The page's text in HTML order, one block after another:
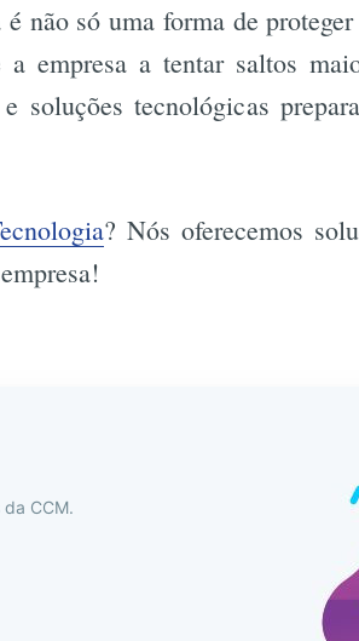
não só uma forma de
empresa a tentar saltos
soluções tecnológicas
? Nós oferecemos
CCM.